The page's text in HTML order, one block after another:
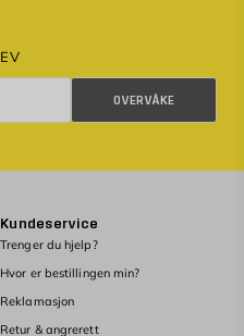
OVERVÅKE
Kundeservice
Trenger du hjelp?
Hvor er bestillingen min?
Reklamasjon
Retur & angrerett